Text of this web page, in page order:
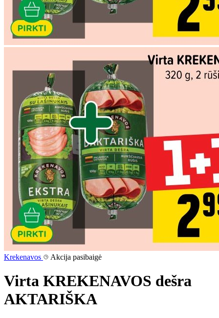
Krekenavos Akcija pasibaigė
Virta KREKENAVOS dešra
AKTARIŠKA